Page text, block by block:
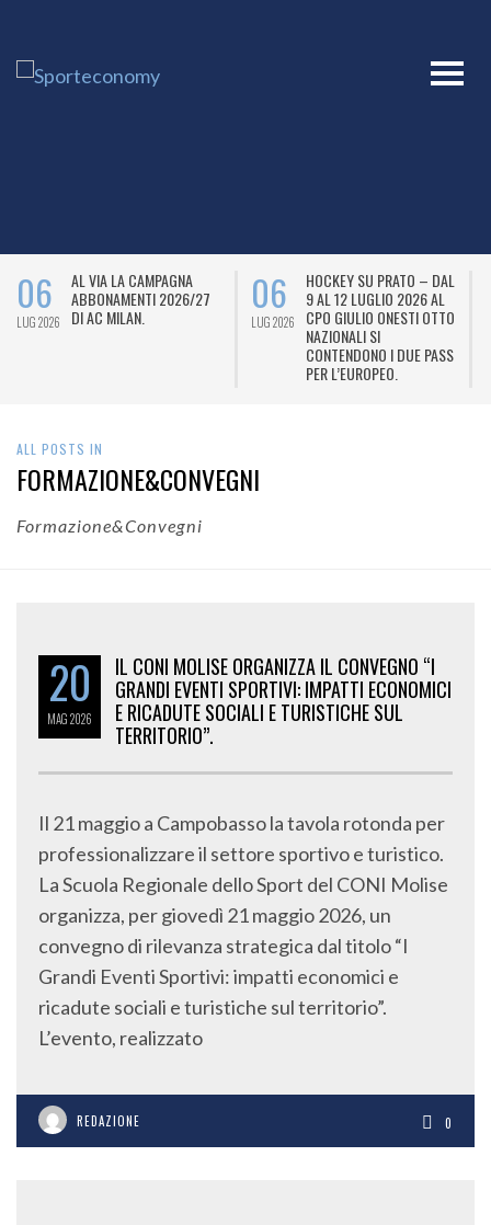
06
LUG 2026
AL VIA LA CAMPAGNA
ABBONAMENTI 2026/27
DI AC MILAN.
06
LUG 2026
HOCKEY SU PRATO – DAL
9 AL 12 LUGLIO 2026 AL
CPO GIULIO ONESTI OTTO
NAZIONALI SI
CONTENDONO I DUE PASS
PER L’EUROPEO.
ALL POSTS IN
FORMAZIONE&CONVEGNI
Formazione&Convegni
20
MAG2026
IL CONI MOLISE ORGANIZZA IL CONVEGNO “I
GRANDI EVENTI SPORTIVI: IMPATTI ECONOMICI
E RICADUTE SOCIALI E TURISTICHE SUL
TERRITORIO”.
Il 21 maggio a Campobasso la tavola rotonda per
professionalizzare il settore sportivo e turistico.
La Scuola Regionale dello Sport del CONI Molise
organizza, per giovedì 21 maggio 2026, un
convegno di rilevanza strategica dal titolo “I
Grandi Eventi Sportivi: impatti economici e
ricadute sociali e turistiche sul territorio”.
L’evento, realizzato
REDAZIONE 0